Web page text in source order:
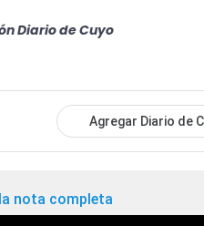
Diario de Cuyo
Agregar Diario de
nota completa